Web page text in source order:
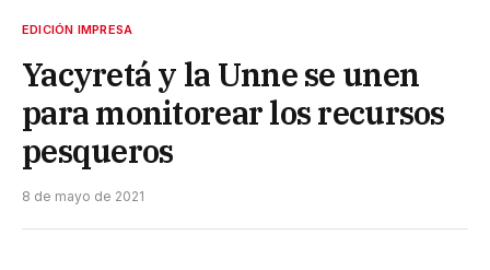
EDICIÓN IMPRESA
Yacyretá y la Unne se unen
para monitorear los recursos
pesqueros
8 de mayo de 2021